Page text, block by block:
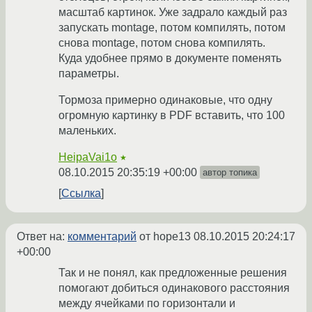
масштаб картинок. Уже задрало каждый раз
запускать montage, потом компилять, потом
снова montage, потом снова компилять.
Куда удобнее прямо в документе поменять
параметры.
Тормоза примерно одинаковые, что одну
огромную картинку в PDF вставить, что 100
маленьких.
HeipaVai1o ★
08.10.2015 20:35:19 +00:00 автор топика
Ссылка
Ответ на: комментарий от hope13 08.10.2015 20:24:17
+00:00
Так и не понял, как предложенные решения
помогают добиться одинакового расстояния
между ячейками по горизонтали и